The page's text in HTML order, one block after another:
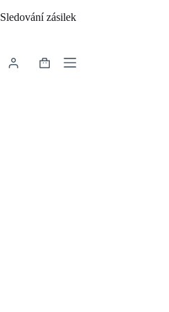
Sledování zásilek
Shopping